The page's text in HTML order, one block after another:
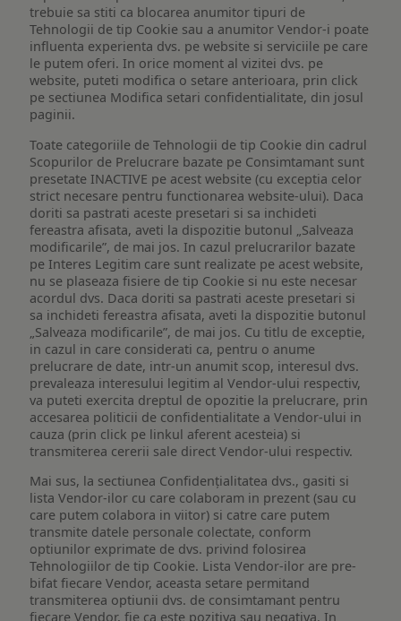
trebuie sa stiti ca blocarea anumitor tipuri de
Tehnologii de tip Cookie sau a anumitor Vendor-i poate
influenta experienta dvs. pe website si serviciile pe care
le putem oferi. In orice moment al vizitei dvs. pe
website, puteti modifica o setare anterioara, prin click
pe sectiunea Modifica setari confidentialitate, din josul
paginii.
Toate categoriile de Tehnologii de tip Cookie din cadrul
Scopurilor de Prelucrare bazate pe Consimtamant sunt
presetate INACTIVE pe acest website (cu exceptia celor
strict necesare pentru functionarea website-ului). Daca
doriti sa pastrati aceste presetari si sa inchideti
fereastra afisata, aveti la dispozitie butonul „Salveaza
modificarile”, de mai jos. In cazul prelucrarilor bazate
pe Interes Legitim care sunt realizate pe acest website,
nu se plaseaza fisiere de tip Cookie si nu este necesar
acordul dvs. Daca doriti sa pastrati aceste presetari si
sa inchideti fereastra afisata, aveti la dispozitie butonul
„Salveaza modificarile”, de mai jos. Cu titlu de exceptie,
in cazul in care considerati ca, pentru o anume
prelucrare de date, intr-un anumit scop, interesul dvs.
prevaleaza interesului legitim al Vendor-ului respectiv,
va puteti exercita dreptul de opozitie la prelucrare, prin
accesarea politicii de confidentialitate a Vendor-ului in
cauza (prin click pe linkul aferent acesteia) si
transmiterea cererii sale direct Vendor-ului respectiv.
Mai sus, la sectiunea Confidențialitatea dvs., gasiti si
lista Vendor-ilor cu care colaboram in prezent (sau cu
care putem colabora in viitor) si catre care putem
transmite datele personale colectate, conform
optiunilor exprimate de dvs. privind folosirea
Tehnologiilor de tip Cookie. Lista Vendor-ilor are pre-
bifat fiecare Vendor, aceasta setare permitand
transmiterea optiunii dvs. de consimtamant pentru
fiecare Vendor, fie ca este pozitiva sau negativa. In